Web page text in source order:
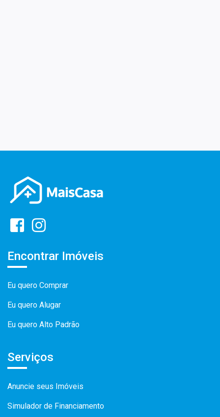
Encontrar Imóveis
Eu quero Comprar
Eu quero Alugar
Eu quero Alto Padrão
Serviços
Anuncie seus Imóveis
Simulador de Financiamento